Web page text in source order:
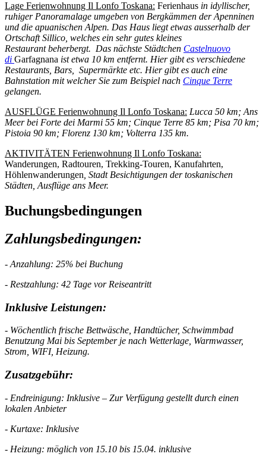
Lage Ferienwohnung Il Lonfo Toskana: Ferienhaus in idyllischer,
ruhiger Panoramalage umgeben von Bergkämmen der Apenninen
und die apuanischen Alpen. Das Haus liegt etwas ausserhalb der
Ortschaft Sillico, welches ein sehr gutes kleines
Restaurant beherbergt. Das nächste Städtchen Castelnuovo
di Garfagnana ist etwa 10 km entfernt. Hier gibt es verschiedene
Restaurants, Bars, Supermärkte etc. Hier gibt es auch eine
Bahnstation mit welcher Sie zum Beispiel nach Cinque Terre
gelangen.
AUSFLÜGE Ferienwohnung Il Lonfo Toskana: Lucca 50 km; Ans
Meer bei Forte dei Marmi 55 km; Cinque Terre 85 km; Pisa 70 km;
Pistoia 90 km; Florenz 130 km; Volterra 135 km.
AKTIVITÄTEN Ferienwohnung Il Lonfo Toskana:
Wanderungen, Radtouren, Trekking-Touren, Kanufahrten,
Höhlenwanderungen , Stadt Besichtigungen der toskanischen
Städten, Ausflüge ans Meer.
Buchungsbedingungen
Zahlungsbedingungen:
- Anzahlung: 25% bei Buchung
- Restzahlung: 42 Tage vor Reiseantritt
Inklusive Leistungen:
- Wöchentlich frische Bettwäsche, Handtücher, Schwimmbad
Benutzung Mai bis September je nach Wetterlage, Warmwasser,
Strom, WIFI, Heizung.
Zusatzgebühr:
- Endreinigung: Inklusive – Zur Verfügung gestellt durch einen
lokalen Anbieter
- Kurtaxe: Inklusive
- Heizung: möglich von 15.10 bis 15.04. inklusive